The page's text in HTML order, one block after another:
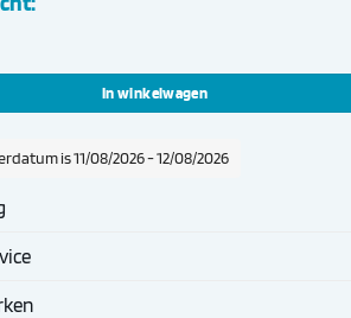
In winkelwagen
is 11/08/2026 - 12/08/2026